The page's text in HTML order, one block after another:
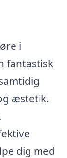
i
fantastisk
æstetik.
dig med